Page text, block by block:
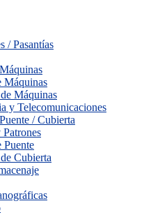
/ Pasantías
Máquinas
Máquinas
y Telecomunicaciones
/ Cubierta
Puente
Cubierta